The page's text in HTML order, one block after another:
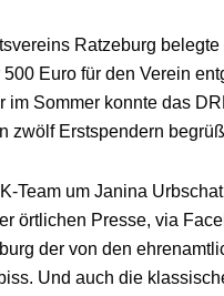
Ratzeburg
Euro für den Verein
im Sommer konnte das
zwölf Erstspendern
Team um Janina
örtlichen Presse, via
der von den
Und auch die